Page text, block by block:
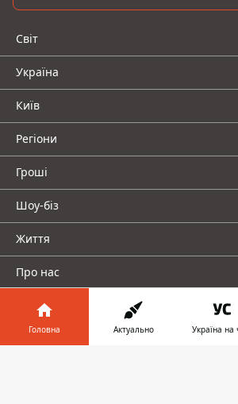
Світ
Україна
Київ
Регіони
Гроші
Шоу-біз
Життя
Про нас
Головна Актуально Україна на